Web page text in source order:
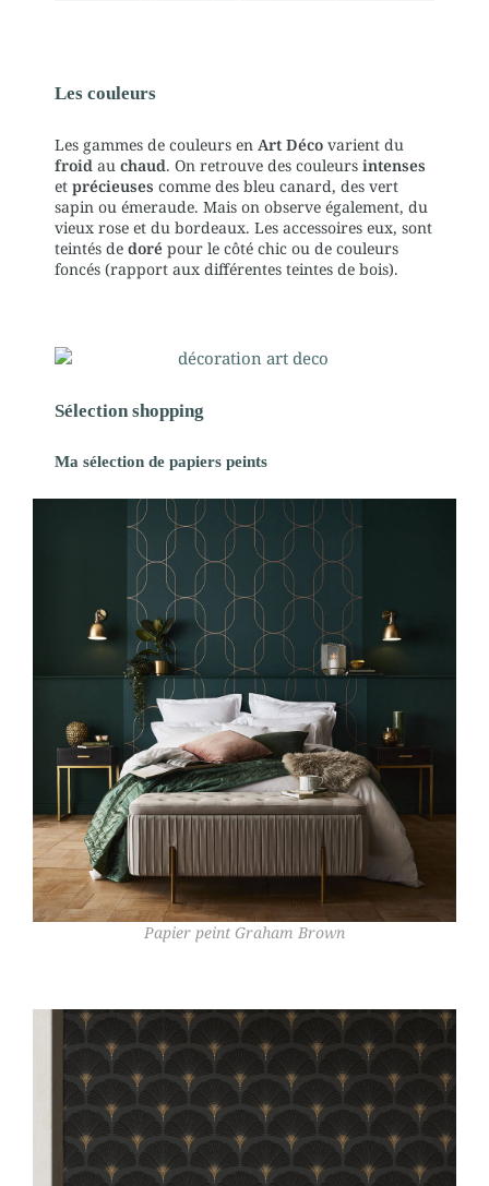
Les couleurs
Les gammes de couleurs en Art Déco varient du
froid au chaud. On retrouve des couleurs intenses
et précieuses comme des bleu canard, des vert
sapin ou émeraude. Mais on observe également, du
vieux rose et du bordeaux. Les accessoires eux, sont
teintés de doré pour le côté chic ou de couleurs
foncés (rapport aux différentes teintes de bois).
Sélection shopping
Ma sélection de papiers peints
Papier peint Graham Brown